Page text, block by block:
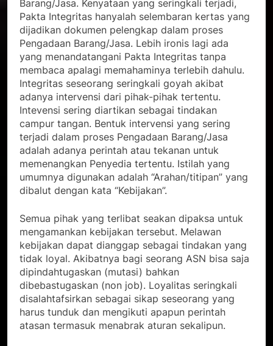
Barang/Jasa. Kenyataan yang seringkali terjadi,
Pakta Integritas hanyalah selembaran kertas yang
dijadikan dokumen pelengkap dalam proses
Pengadaan Barang/Jasa. Lebih ironis lagi ada
yang menandatangani Pakta Integritas tanpa
membaca apalagi memahaminya terlebih dahulu.
Integritas seseorang seringkali goyah akibat
adanya intervensi dari pihak-pihak tertentu.
Intevensi sering diartikan sebagai tindakan
campur tangan. Bentuk intervensi yang sering
terjadi dalam proses Pengadaan Barang/Jasa
adalah adanya perintah atau tekanan untuk
memenangkan Penyedia tertentu. Istilah yang
umumnya digunakan adalah “Arahan/titipan” yang
dibalut dengan kata “Kebijakan”.
Semua pihak yang terlibat seakan dipaksa untuk
mengamankan kebijakan tersebut. Melawan
kebijakan dapat dianggap sebagai tindakan yang
tidak loyal. Akibatnya bagi seorang ASN bisa saja
dipindahtugaskan (mutasi) bahkan
dibebastugaskan (non job). Loyalitas seringkali
disalahtafsirkan sebagai sikap seseorang yang
harus tunduk dan mengikuti apapun perintah
atasan termasuk menabrak aturan sekalipun.